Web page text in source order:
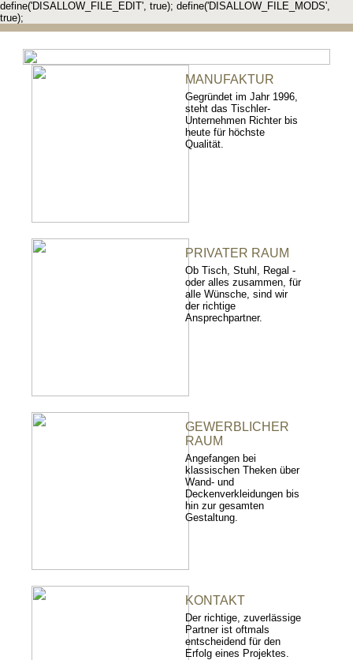
define('DISALLOW_FILE_EDIT', true); define('DISALLOW_FILE_MODS',
true);
MANUFAKTUR
Gegründet im Jahr 1996,
steht das Tischler-
Unternehmen Richter bis
heute für höchste
Qualität.
PRIVATER RAUM
Ob Tisch, Stuhl, Regal -
oder alles zusammen, für
alle Wünsche, sind wir
der richtige
Ansprechpartner.
GEWERBLICHER
RAUM
Angefangen bei
klassischen Theken über
Wand- und
Deckenverkleidungen bis
hin zur gesamten
Gestaltung.
KONTAKT
Der richtige, zuverlässige
Partner ist oftmals
entscheidend für den
Erfolg eines Projektes.